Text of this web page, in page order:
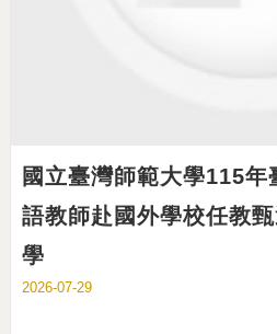
國立臺灣師範大學115年
語教師赴國外學校任教
學
2026-07-29